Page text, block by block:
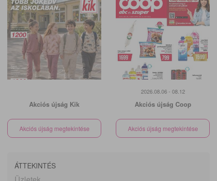
Akciós újság Kik
Akciós újság megtekintése
2026.08.06 - 08.12
Akciós újság Coop
Akciós újság megtekintése
ÁTTEKINTÉS